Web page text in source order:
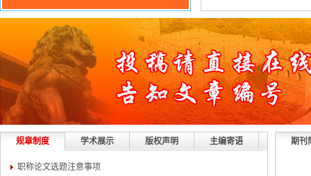
规章制度 学术展示 版权声明 主编寄语
职称论文选题注意事项
期刊